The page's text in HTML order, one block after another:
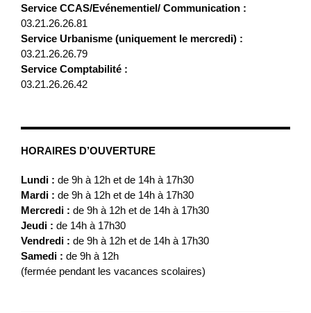
Service CCAS/Evénementiel/ Communication :
03.21.26.26.81
Service Urbanisme (uniquement le mercredi) :
03.21.26.26.79
Service Comptabilité :
03.21.26.26.42
HORAIRES D’OUVERTURE
Lundi : de 9h à 12h et de 14h à 17h30
Mardi : de 9h à 12h et de 14h à 17h30
Mercredi : de 9h à 12h et de 14h à 17h30
Jeudi : de 14h à 17h30
Vendredi : de 9h à 12h et de 14h à 17h30
Samedi : de 9h à 12h
(fermée pendant les vacances scolaires)